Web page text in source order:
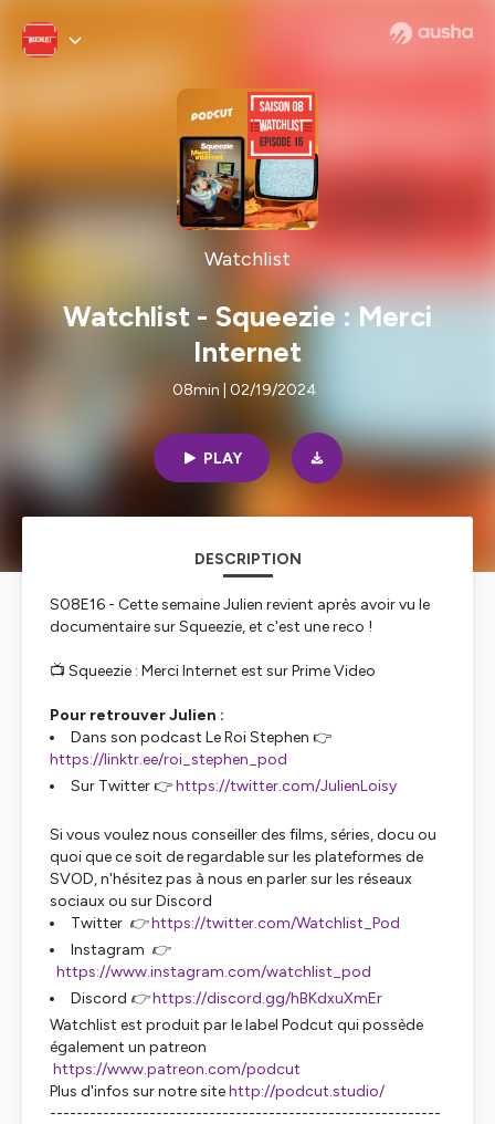
Watchlist
Watchlist - Squeezie : Merci
Internet
08min | 02/19/2024
PLAY
DESCRIPTION
S08E16 - Cette semaine Julien revient après avoir vu le
documentaire sur Squeezie, et c'est une reco !
📺 Squeezie : Merci Internet est sur Prime Video
Pour retrouver Julien :
Dans son podcast Le Roi Stephen 👉
https://linktr.ee/roi_stephen_pod
Sur Twitter 👉https://twitter.com/JulienLoisy
Si vous voulez nous conseiller des films, séries, docu ou
quoi que ce soit de regardable sur les plateformes de
SVOD, n'hésitez pas à nous en parler sur les réseaux
sociaux ou sur Discord
Twitter 👉https://twitter.com/Watchlist_Pod
Instagram 👉
https://www.instagram.com/watchlist_pod
Discord 👉https://discord.gg/hBKdxuXmEr
Watchlist est produit par le label Podcut qui possède
également un patreon
https://www.patreon.com/podcut
Plus d'infos sur notre sitehttp://podcut.studio/
-----------------------------------------------------------